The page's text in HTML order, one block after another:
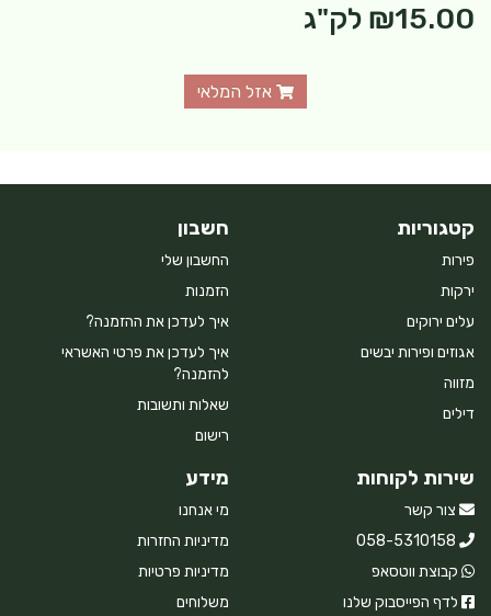
₪15.00 לק"ג
אזל המלאי
קטגוריות
פירות
ירקות
עלים ירוקים
אגוזים ופירות יבשים
מזווה
דילים
חשבון
החשבון שלי
הזמנות
איך לעדכן את ההזמנה?
איך לעדכן את פרטי האשראי
להזמנה?
שאלות ותשובות
רישום
שירות לקוחות
צור קשר
058-5310158
קבוצת ווטסאפ
לדף הפייסבוק שלנו
מידע
מי אנחנו
מדיניות החזרות
מדיניות פרטיות
משלוחים